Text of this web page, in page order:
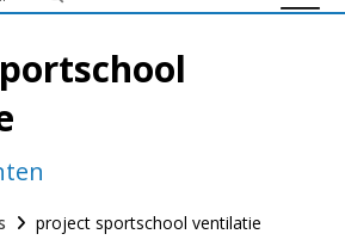
project sportschool ventilatie